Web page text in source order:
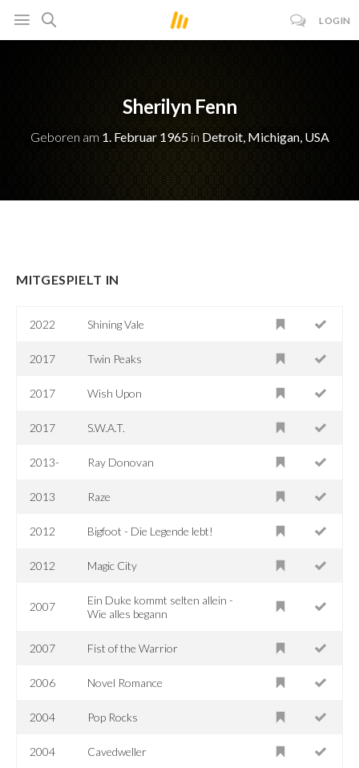
LOGIN
Sherilyn Fenn
Geboren am 1. Februar 1965in Detroit, Michigan, USA
MITGESPIELT IN
2022 Shining Vale
2017 Twin Peaks
2017 Wish Upon
2017 S.W.A.T.
2013- Ray Donovan
2013 Raze
2012 Bigfoot - Die Legende lebt!
2012 Magic City
2007
Ein Duke kommt selten allein -
Wie alles begann
2007 Fist of the Warrior
2006 Novel Romance
2004 Pop Rocks
2004 Cavedweller